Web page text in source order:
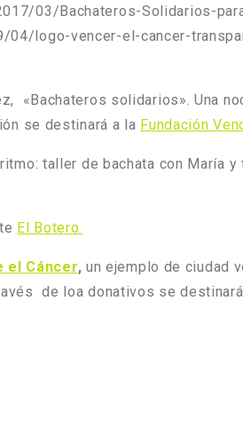
03/Bachateros-Solidarios-
logo-vencer-el-cancer-
«Bachateros solidarios». Una
se destinará a la Fundación
taller de bachata con María
El Botero.
el Cáncer, un ejemplo de ciudad
de loa donativos se